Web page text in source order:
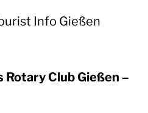
Info Gießen
Club Gießen –